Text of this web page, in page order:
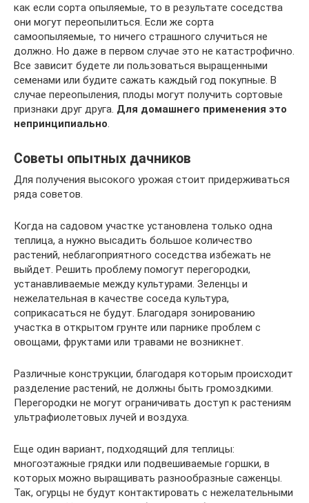
как если сорта опыляемые, то в результате соседства
они могут переопылиться. Если же сорта
самоопыляемые, то ничего страшного случиться не
должно. Но даже в первом случае это не катастрофично.
Все зависит будете ли пользоваться выращенными
семенами или будите сажать каждый год покупные. В
случае переопыления, плоды могут получить сортовые
признаки друг друга. Для домашнего применения это
непринципиально
Советы опытных дачников
Для получения высокого урожая стоит придерживаться
ряда советов.
Когда на садовом участке установлена только одна
теплица, а нужно высадить большое количество
растений, неблагоприятного соседства избежать не
выйдет. Решить проблему помогут перегородки,
устанавливаемые между культурами. Зеленцы и
нежелательная в качестве соседа культура,
соприкасаться не будут. Благодаря зонированию
участка в открытом грунте или парнике проблем с
овощами, фруктами или травами не возникнет.
Различные конструкции, благодаря которым происходит
разделение растений, не должны быть громоздкими.
Перегородки не могут ограничивать доступ к растениям
ультрафиолетовых лучей и воздуха.
Еще один вариант, подходящий для теплицы:
многоэтажные грядки или подвешиваемые горшки, в
которых можно выращивать разнообразные саженцы.
Так, огурцы не будут контактировать с нежелательными